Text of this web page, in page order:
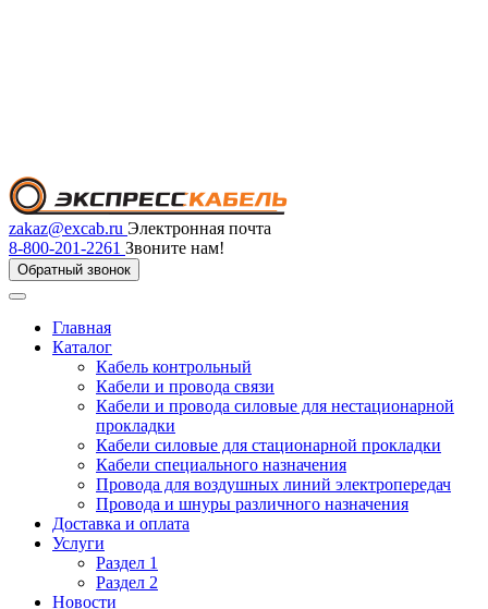
zakaz@excab.ru Электронная почта
8-800-201-2261 Звоните нам!
Обратный звонок
Главная
Каталог
Кабель контрольный
Кабели и провода связи
Кабели и провода силовые для нестационарной
прокладки
Кабели силовые для стационарной прокладки
Кабели специального назначения
Провода для воздушных линий электропередач
Провода и шнуры различного назначения
Доставка и оплата
Услуги
Раздел 1
Раздел 2
Новости